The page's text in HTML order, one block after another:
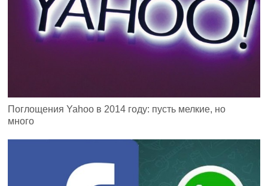
Поглощения Yahoo в 2014 году: пусть мелкие, но
много